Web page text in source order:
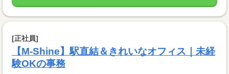
[正社員]
【M-Shine】駅直結＆きれいなオフィス｜未経
験OKの事務